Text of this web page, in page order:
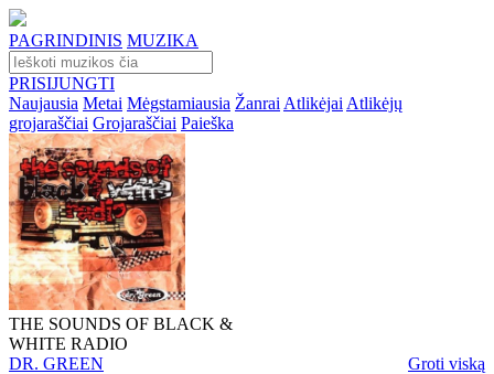
PAGRINDINIS MUZIKA
PRISIJUNGTI
Naujausia Metai Mėgstamiausia Žanrai Atlikėjai Atlikėjų
grojaraščiai Grojaraščiai Paieška
THE SOUNDS OF BLACK &
WHITE RADIO
DR. GREEN
Groti viską